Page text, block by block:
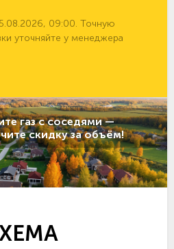
09:00. Точную
уточняйте у менеджера
газ с соседями —
скидку за объём!